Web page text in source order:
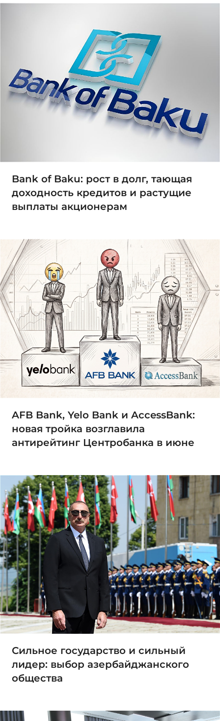
Bank of Baku: рост в долг, тающая
доходность кредитов и растущие
выплаты акционерам
AFB Bank, Yelo Bank и AccessBank:
новая тройка возглавила
антирейтинг Центробанка в июне
Сильное государство и сильный
лидер: выбор азербайджанского
общества